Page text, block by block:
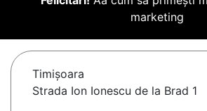
marketing
Timişoara
Strada Ion Ionescu de la Brad 1